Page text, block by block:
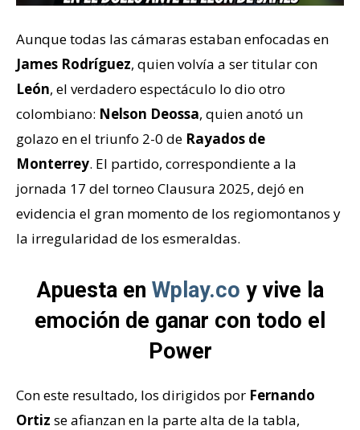
Aunque todas las cámaras estaban enfocadas en
James Rodríguez, quien volvía a ser titular con
León, el verdadero espectáculo lo dio otro
colombiano: Nelson Deossa, quien anotó un
golazo en el triunfo 2-0 de Rayados de
Monterrey. El partido, correspondiente a la
jornada 17 del torneo Clausura 2025, dejó en
evidencia el gran momento de los regiomontanos y
la irregularidad de los esmeraldas.
Apuesta en Wplay.co y vive la
emoción de ganar con todo el
Power
Con este resultado, los dirigidos por Fernando
Ortiz se afianzan en la parte alta de la tabla,